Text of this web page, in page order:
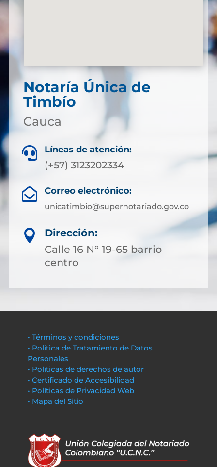
Notaría Única de
Timbío
Cauca
 Líneas de atención:
(+57) 3123202334
 Correo electrónico:
unicatimbio@supernotariado.gov.co

Dirección:
Calle 16 N° 19-65 barrio
centro
• Términos y condiciones
• Política de Tratamiento de Datos
Personales
• Políticas de derechos de autor
• Certificado de Accesibilidad
• Políticas de Privacidad Web
• Mapa del Sitio